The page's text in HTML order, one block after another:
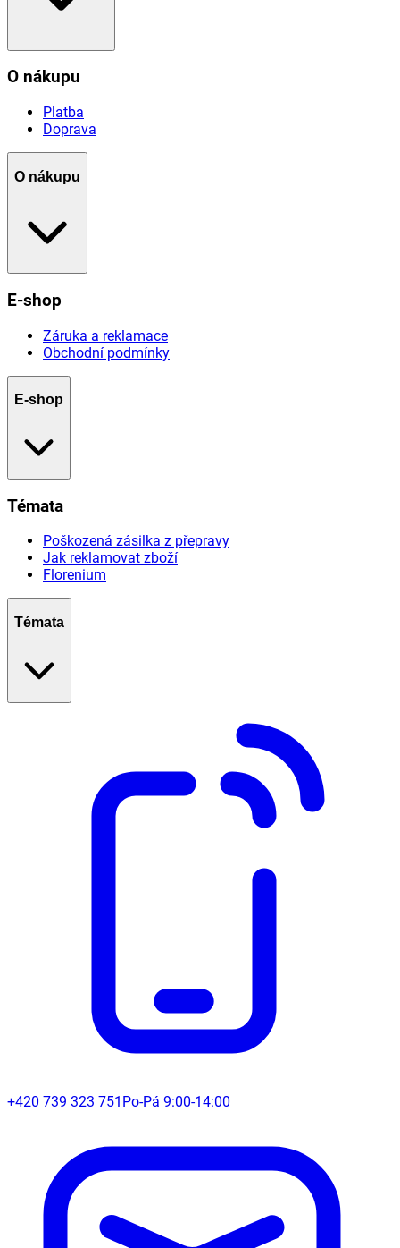
O nákupu
Platba
Doprava
O nákupu
E-shop
Záruka a reklamace
Obchodní podmínky
E-shop
Témata
Poškozená zásilka z přepravy
Jak reklamovat zboží
Florenium
Témata
+420 739 323 751 Po-Pá 9:00-14:00